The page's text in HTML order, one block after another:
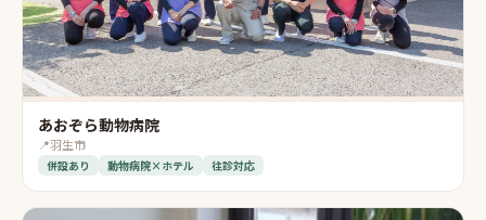
あおぞら動物病院
📍羽生市
併設あり 動物病院×ホテル 往診対応